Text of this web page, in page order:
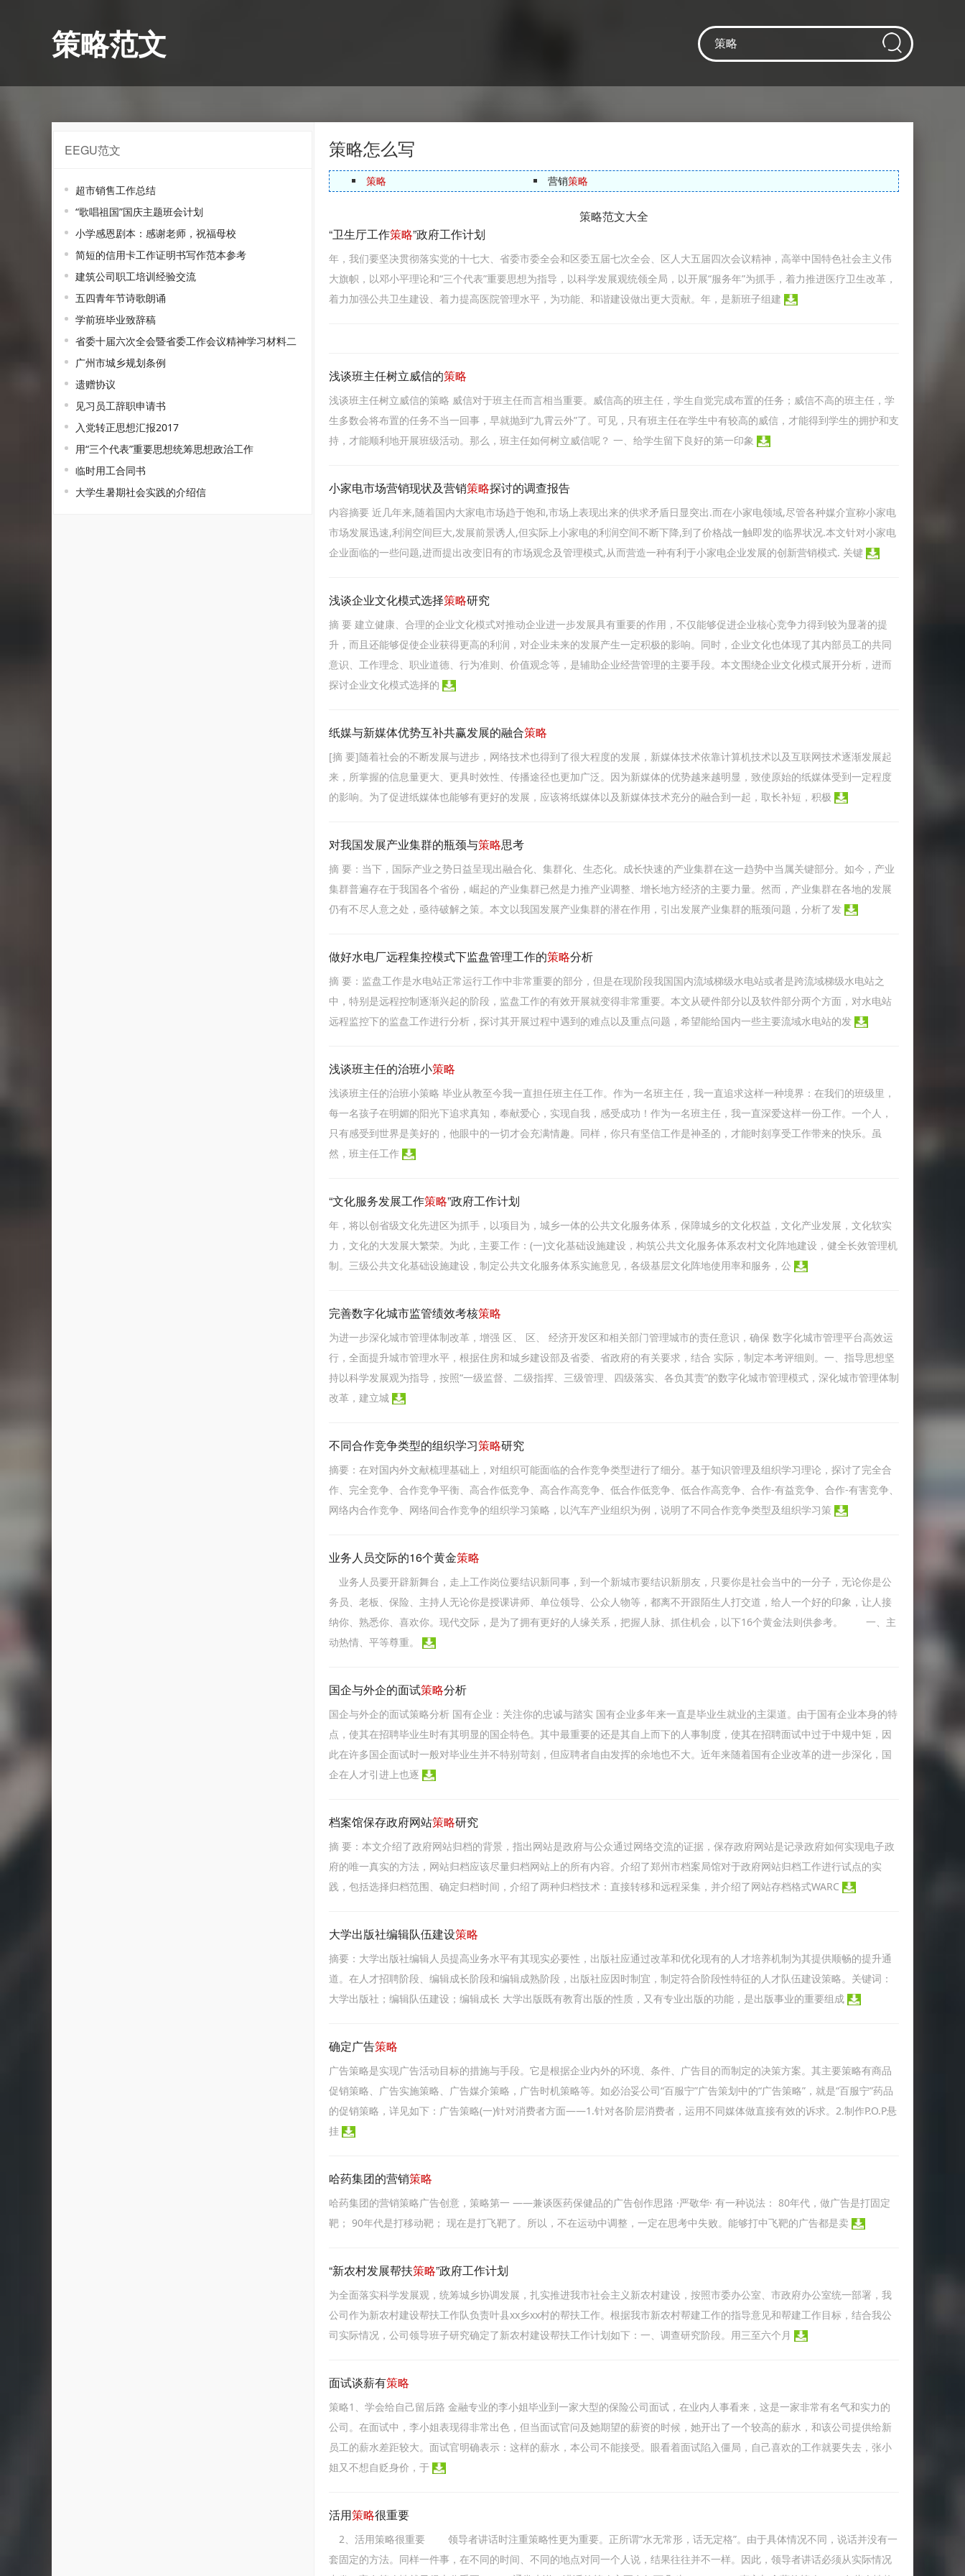
策略范文
EEGU范文
超市销售工作总结
“歌唱祖国”国庆主题班会计划
小学感恩剧本：感谢老师，祝福母校
简短的信用卡工作证明书写作范本参考
建筑公司职工培训经验交流
五四青年节诗歌朗诵
学前班毕业致辞稿
省委十届六次全会暨省委工作会议精神学习材料二
广州市城乡规划条例
遗赠协议
见习员工辞职申请书
入党转正思想汇报2017
用“三个代表”重要思想统筹思想政治工作
临时用工合同书
大学生暑期社会实践的介绍信
策略怎么写
策略 营销策略
策略范文大全
“卫生厅工作策略”政府工作计划
年，我们要坚决贯彻落实党的十七大、省委市委全会和区委五届七次全会、区人大五届四次会议精神，高举中国特色社会主义伟
大旗帜，以邓小平理论和“三个代表”重要思想为指导，以科学发展观统领全局，以开展“服务年”为抓手，着力推进医疗卫生改革，
着力加强公共卫生建设、着力提高医院管理水平，为功能、和谐建设做出更大贡献。年，是新班子组建
浅谈班主任树立威信的策略
浅谈班主任树立威信的策略 威信对于班主任而言相当重要。威信高的班主任，学生自觉完成布置的任务；威信不高的班主任，学
生多数会将布置的任务不当一回事，早就抛到“九霄云外”了。可见，只有班主任在学生中有较高的威信，才能得到学生的拥护和支
持，才能顺利地开展班级活动。那么，班主任如何树立威信呢？ 一、给学生留下良好的第一印象
小家电市场营销现状及营销策略探讨的调查报告
内容摘要 近几年来,随着国内大家电市场趋于饱和,市场上表现出来的供求矛盾日显突出.而在小家电领域,尽管各种媒介宣称小家电
市场发展迅速,利润空间巨大,发展前景诱人,但实际上小家电的利润空间不断下降,到了价格战一触即发的临界状况.本文针对小家电
企业面临的一些问题,进而提出改变旧有的市场观念及管理模式,从而营造一种有利于小家电企业发展的创新营销模式. 关键
浅谈企业文化模式选择策略研究
摘 要 建立健康、合理的企业文化模式对推动企业进一步发展具有重要的作用，不仅能够促进企业核心竞争力得到较为显著的提
升，而且还能够促使企业获得更高的利润，对企业未来的发展产生一定积极的影响。同时，企业文化也体现了其内部员工的共同
意识、工作理念、职业道德、行为准则、价值观念等，是辅助企业经营管理的主要手段。本文围绕企业文化模式展开分析，进而
探讨企业文化模式选择的
纸媒与新媒体优势互补共赢发展的融合策略
[摘 要]随着社会的不断发展与进步，网络技术也得到了很大程度的发展，新媒体技术依靠计算机技术以及互联网技术逐渐发展起
来，所掌握的信息量更大、更具时效性、传播途径也更加广泛。因为新媒体的优势越来越明显，致使原始的纸媒体受到一定程度
的影响。为了促进纸媒体也能够有更好的发展，应该将纸媒体以及新媒体技术充分的融合到一起，取长补短，积极
对我国发展产业集群的瓶颈与策略思考
摘 要：当下，国际产业之势日益呈现出融合化、集群化、生态化。成长快速的产业集群在这一趋势中当属关键部分。如今，产业
集群普遍存在于我国各个省份，崛起的产业集群已然是力推产业调整、增长地方经济的主要力量。然而，产业集群在各地的发展
仍有不尽人意之处，亟待破解之策。本文以我国发展产业集群的潜在作用，引出发展产业集群的瓶颈问题，分析了发
做好水电厂远程集控模式下监盘管理工作的策略分析
摘 要：监盘工作是水电站正常运行工作中非常重要的部分，但是在现阶段我国国内流域梯级水电站或者是跨流域梯级水电站之
中，特别是远程控制逐渐兴起的阶段，监盘工作的有效开展就变得非常重要。本文从硬件部分以及软件部分两个方面，对水电站
远程监控下的监盘工作进行分析，探讨其开展过程中遇到的难点以及重点问题，希望能给国内一些主要流域水电站的发
浅谈班主任的治班小策略
浅谈班主任的治班小策略 毕业从教至今我一直担任班主任工作。作为一名班主任，我一直追求这样一种境界：在我们的班级里，
每一名孩子在明媚的阳光下追求真知，奉献爱心，实现自我，感受成功！作为一名班主任，我一直深爱这样一份工作。一个人，
只有感受到世界是美好的，他眼中的一切才会充满情趣。同样，你只有坚信工作是神圣的，才能时刻享受工作带来的快乐。虽
然，班主任工作
“文化服务发展工作策略”政府工作计划
年，将以创省级文化先进区为抓手，以项目为，城乡一体的公共文化服务体系，保障城乡的文化权益，文化产业发展，文化软实
力，文化的大发展大繁荣。为此，主要工作：(一)文化基础设施建设，构筑公共文化服务体系农村文化阵地建设，健全长效管理机
制。三级公共文化基础设施建设，制定公共文化服务体系实施意见，各级基层文化阵地使用率和服务，公
完善数字化城市监管绩效考核策略
为进一步深化城市管理体制改革，增强 区、 区、 经济开发区和相关部门管理城市的责任意识，确保 数字化城市管理平台高效运
行，全面提升城市管理水平，根据住房和城乡建设部及省委、省政府的有关要求，结合 实际，制定本考评细则。一、指导思想坚
持以科学发展观为指导，按照“一级监督、二级指挥、三级管理、四级落实、各负其责”的数字化城市管理模式，深化城市管理体制
改革，建立城
不同合作竞争类型的组织学习策略研究
摘要：在对国内外文献梳理基础上，对组织可能面临的合作竞争类型进行了细分。基于知识管理及组织学习理论，探讨了完全合
作、完全竞争、合作竞争平衡、高合作低竞争、高合作高竞争、低合作低竞争、低合作高竞争、合作-有益竞争、合作-有害竞争、
网络内合作竞争、网络间合作竞争的组织学习策略，以汽车产业组织为例，说明了不同合作竞争类型及组织学习策
业务人员交际的16个黄金策略
业务人员要开辟新舞台，走上工作岗位要结识新同事，到一个新城市要结识新朋友，只要你是社会当中的一分子，无论你是公
务员、老板、保险、主持人无论你是授课讲师、单位领导、公众人物等，都离不开跟陌生人打交道，给人一个好的印象，让人接
纳你、熟悉你、喜欢你。现代交际，是为了拥有更好的人缘关系，把握人脉、抓住机会，以下16个黄金法则供参考。 一、主
动热情、平等尊重。
国企与外企的面试策略分析
国企与外企的面试策略分析 国有企业：关注你的忠诚与踏实 国有企业多年来一直是毕业生就业的主渠道。由于国有企业本身的特
点，使其在招聘毕业生时有其明显的国企特色。其中最重要的还是其自上而下的人事制度，使其在招聘面试中过于中规中矩，因
此在许多国企面试时一般对毕业生并不特别苛刻，但应聘者自由发挥的余地也不大。近年来随着国有企业改革的进一步深化，国
企在人才引进上也逐
档案馆保存政府网站策略研究
摘 要：本文介绍了政府网站归档的背景，指出网站是政府与公众通过网络交流的证据，保存政府网站是记录政府如何实现电子政
府的唯一真实的方法，网站归档应该尽量归档网站上的所有内容。介绍了郑州市档案局馆对于政府网站归档工作进行试点的实
践，包括选择归档范围、确定归档时间，介绍了两种归档技术：直接转移和远程采集，并介绍了网站存档格式WARC
大学出版社编辑队伍建设策略
摘要：大学出版社编辑人员提高业务水平有其现实必要性，出版社应通过改革和优化现有的人才培养机制为其提供顺畅的提升通
道。在人才招聘阶段、编辑成长阶段和编辑成熟阶段，出版社应因时制宜，制定符合阶段性特征的人才队伍建设策略。关键词：
大学出版社；编辑队伍建设；编辑成长 大学出版既有教育出版的性质，又有专业出版的功能，是出版事业的重要组成
确定广告策略
广告策略是实现广告活动目标的措施与手段。它是根据企业内外的环境、条件、广告目的而制定的决策方案。其主要策略有商品
促销策略、广告实施策略、广告媒介策略，广告时机策略等。如必治妥公司“百服宁”广告策划中的“广告策略”，就是“百服宁”药品
的促销策略，详见如下：广告策略(一)针对消费者方面——1.针对各阶层消费者，运用不同媒体做直接有效的诉求。2.制作P.O.P悬
挂
哈药集团的营销策略
哈药集团的营销策略广告创意，策略第一 ——兼谈医药保健品的广告创作思路 ·严敬华· 有一种说法： 80年代，做广告是打固定
靶； 90年代是打移动靶； 现在是打飞靶了。所以，不在运动中调整，一定在思考中失败。能够打中飞靶的广告都是卖
“新农村发展帮扶策略”政府工作计划
为全面落实科学发展观，统筹城乡协调发展，扎实推进我市社会主义新农村建设，按照市委办公室、市政府办公室统一部署，我
公司作为新农村建设帮扶工作队负责叶县xx乡xx村的帮扶工作。根据我市新农村帮建工作的指导意见和帮建工作目标，结合我公
司实际情况，公司领导班子研究确定了新农村建设帮扶工作计划如下：一、调查研究阶段。用三至六个月
面试谈薪有策略
策略1、学会给自己留后路 金融专业的李小姐毕业到一家大型的保险公司面试，在业内人事看来，这是一家非常有名气和实力的
公司。在面试中，李小姐表现得非常出色，但当面试官问及她期望的薪资的时候，她开出了一个较高的薪水，和该公司提供给新
员工的薪水差距较大。面试官明确表示：这样的薪水，本公司不能接受。眼看着面试陷入僵局，自己喜欢的工作就要失去，张小
姐又不想自贬身价，于
活用策略很重要
2、活用策略很重要 领导者讲话时注重策略性更为重要。正所谓“水无常形，话无定格”。由于具体情况不同，说话并没有一
套固定的方法。同样一件事，在不同的时间、不同的地点对同一个人说，结果往往并不一样。因此，领导者讲话必须从实际情况